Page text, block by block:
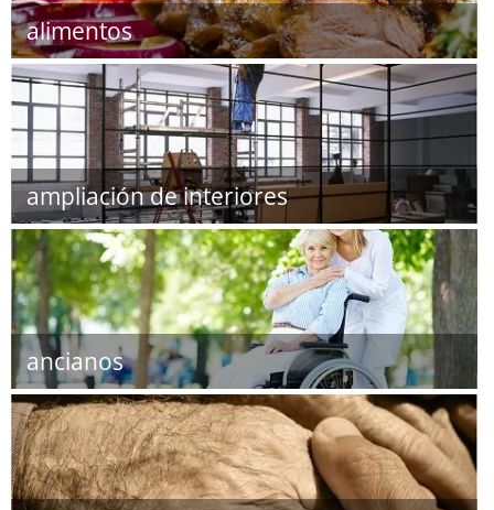
alimentos
ampliación de interiores
ancianos